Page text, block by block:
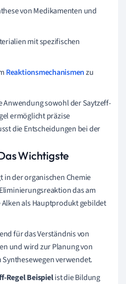
von Medikamenten und
mit spezifischen
Reaktionsmechanismenzu
Anwendung sowohl der Saytzeff-
ermöglicht präzise
die Entscheidungen bei der
Wichtigste
in der organischen Chemie
das am
als Hauptprodukt gebildet
für das Verständnis von
und wird zur Planung von
verwendet.
Regel Beispielist die Bildung